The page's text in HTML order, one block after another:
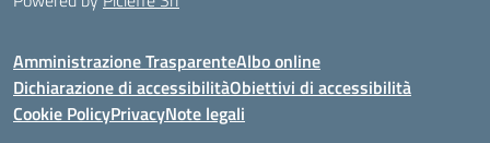
Amministrazione TrasparenteAlbo online
Dichiarazione di accessibilitàObiettivi di accessibilità
Cookie PolicyPrivacyNote legali